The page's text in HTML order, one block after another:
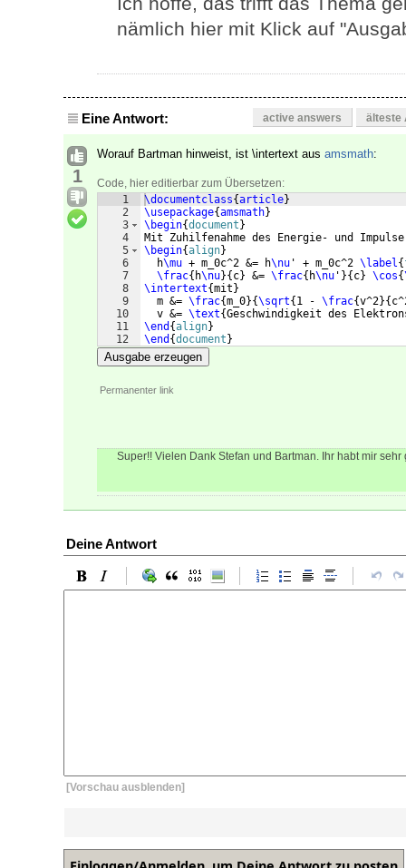
nämlich hier mit Klick auf
Eine Antwort: active answers älteste
1
Worauf Bartman hinweist, ist \intertext aus amsmath:
Code, hier editierbar zum Übersetzen:
1
2
3
4
5
6
7
8
9
10
11
12
\documentclass{article}
\usepackage{amsmath}
\begin{document }
Mit Zuhilfenahme des Energie- und
\begin{align}
  h
\mu + m_0c^2 &= h\nu ' + m_0c^2 \label{
\frac{ h\nu}{ c} &= \frac{ h\nu ' }{ c} \cos{
\intertext{mit }
  m &=
\frac{m_0}{\sqrt{ 1 - \frac{v^2}{
  v &=
\text{Geschwindigkeit des
\end {align}
\end {document }
Ausgabe erzeugen
Permanenter link
Super!! Vielen Dank Stefan und Bartman. Ihr habt mir sehr
Deine Antwort
[Vorschau ausblenden]